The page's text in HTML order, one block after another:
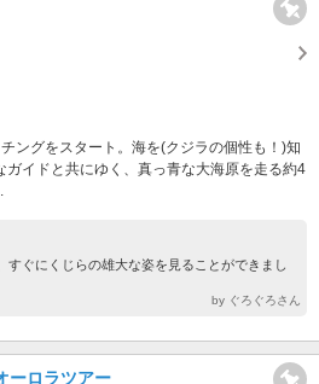
ングをスタート。海を(クジラの個性も！)知
ガイドと共にゆく、真っ青な大海原を走る約4
すぐにくじらの雄大な姿を見ることができまし
by ぐろぐろさん
ーロラツアー